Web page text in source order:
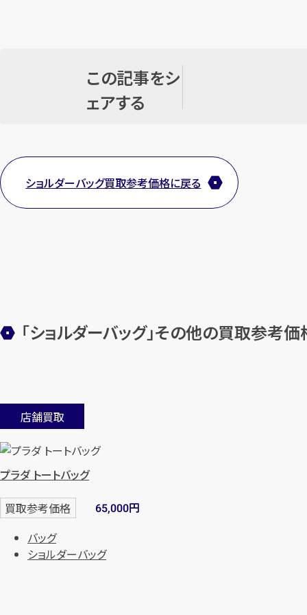
この記事をシ
ェアする
ショルダーバッグ買取参考価格に戻る
「ショルダーバッグ」その他の買取参考価
店舗買取
プラダ トートバッグ
買取参考価格 65,000円
バッグ
ショルダーバッグ